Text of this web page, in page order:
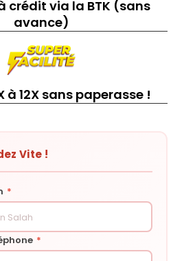
crédit via la BTK (sans
avance)
à 12X sans paperasse !
Vite !
*
*